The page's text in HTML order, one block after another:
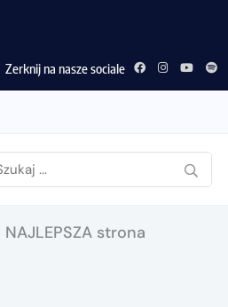
Zerknij na nasze sociale
strona